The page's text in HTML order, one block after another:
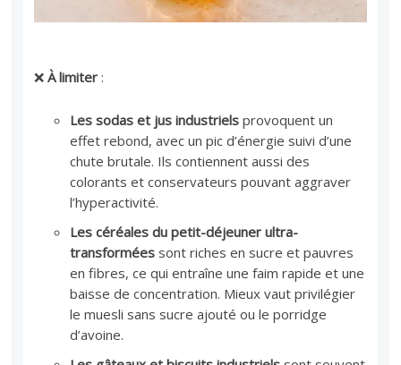
❌À limiter :
Les sodas et jus industrielsprovoquent un
effet rebond, avec un pic d’énergie suivi d’une
chute brutale. Ils contiennent aussi des
colorants et conservateurs pouvant aggraver
l’hyperactivité.
Les céréales du petit-déjeuner ultra-
transformées sont riches en sucre et pauvres
en fibres, ce qui entraîne une faim rapide et une
baisse de concentration. Mieux vaut privilégier
le muesli sans sucre ajouté ou le porridge
d’avoine.